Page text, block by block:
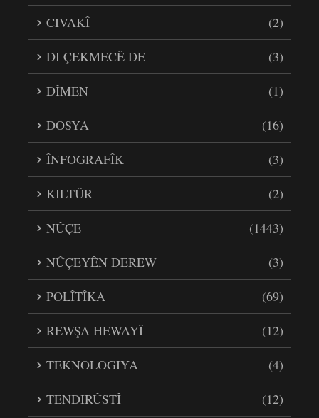
CIVAKÎ
(2)
DI ÇEKMECÊ DE
(3)
DÎMEN
(1)
DOSYA
(16)
ÎNFOGRAFÎK
(3)
KILTÛR
(2)
NÛÇE
(1443)
NÛÇEYÊN DEREW
(3)
POLÎTÎKA
(69)
REWŞA HEWAYÎ
(12)
TEKNOLOGIYA
(4)
TENDIRÛSTÎ
(12)